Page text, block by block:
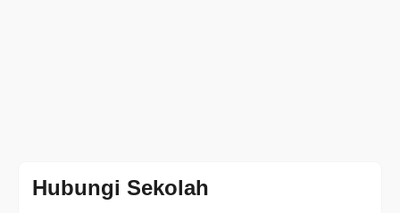
Hubungi Sekolah